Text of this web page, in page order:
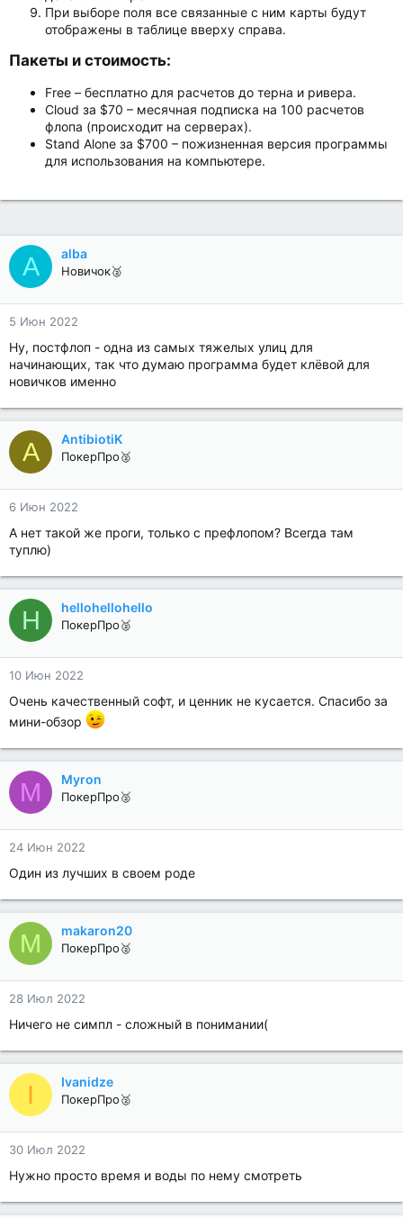
При выборе поля все связанные с ним карты будут
отображены в таблице вверху справа.
Пакеты и стоимость:​
Free – бесплатно для расчетов до терна и ривера.
Cloud за $70 – месячная подписка на 100 расчетов
флопа (происходит на серверах).
Stand Alone за $700 – пожизненная версия программы
для использования на компьютере.
A alba
Новичок🥈
5 Июн 2022
Ну, постфлоп - одна из самых тяжелых улиц для
начинающих, так что думаю программа будет клёвой для
новичков именно
A AntibiotiK
ПокерПро🥈
6 Июн 2022
А нет такой же проги, только с префлопом? Всегда там
туплю)
H hellohellohello
ПокерПро🥈
10 Июн 2022
Очень качественный софт, и ценник не кусается. Спасибо за
мини-обзор
M Myron
ПокерПро🥈
24 Июн 2022
Один из лучших в своем роде
M makaron20
ПокерПро🥈
28 Июл 2022
Ничего не симпл - сложный в понимании(
I Ivanidze
ПокерПро🥈
30 Июл 2022
Нужно просто время и воды по нему смотреть